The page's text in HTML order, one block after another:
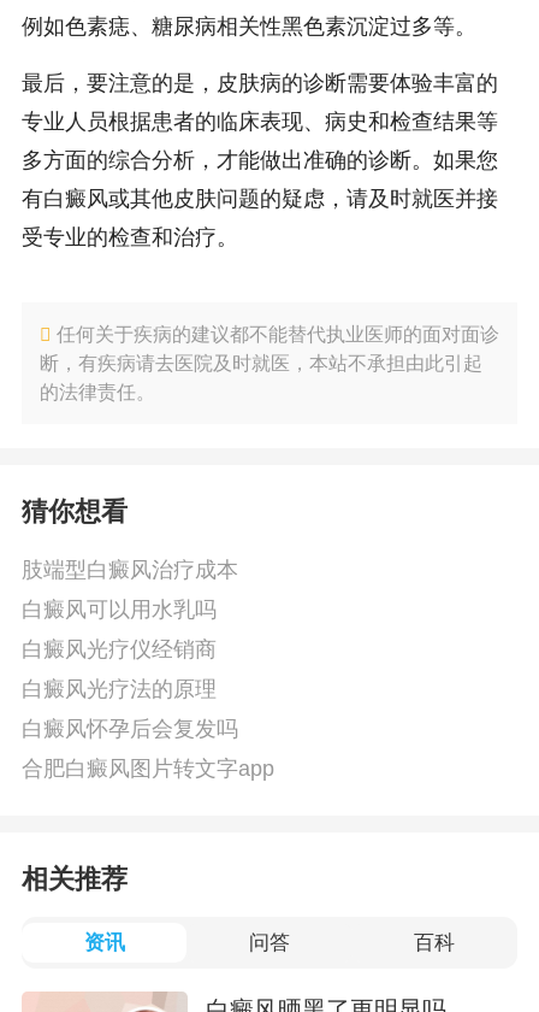
例如色素痣、糖尿病相关性黑色素沉淀过多等。
最后，要注意的是，皮肤病的诊断需要体验丰富的
专业人员根据患者的临床表现、病史和检查结果等
多方面的综合分析，才能做出准确的诊断。如果您
有白癜风或其他皮肤问题的疑虑，请及时就医并接
受专业的检查和治疗。
任何关于疾病的建议都不能替代执业医师的面对面诊
断，有疾病请去医院及时就医，本站不承担由此引起
的法律责任。
猜你想看
肢端型白癜风治疗成本
白癜风可以用水乳吗
白癜风光疗仪经销商
白癜风光疗法的原理
白癜风怀孕后会复发吗
合肥白癜风图片转文字app
相关推荐
资讯 问答 百科